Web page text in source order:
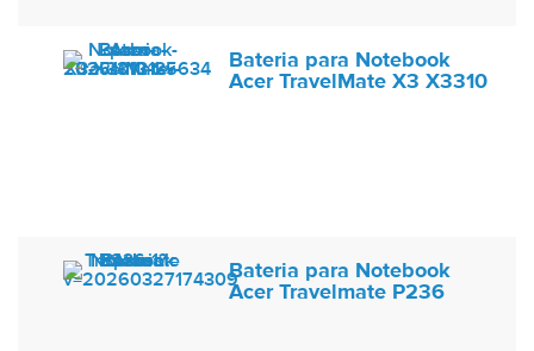
Bateria para Notebook
Acer TravelMate X3 X3310
Bateria para Notebook
Acer Travelmate P236